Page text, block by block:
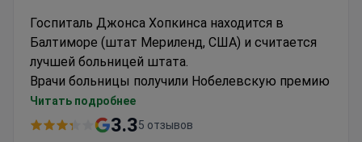
Госпиталь Джонса Хопкинса находится в
Балтиморе (штат Мериленд, США) и считается
лучшей больницей штата.
Врачи больницы получили Нобелевскую премию
за открытие эндонуклеазов рестрикции, что
дало начало развитию генной инженерии.
Читать подробнее
3.35 отзывов